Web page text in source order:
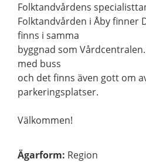
Folktandvårdens
Folktandvården i Åby finner
finns i samma
byggnad som
med buss
och det finns även gott om
parkeringsplatser.
Välkommen!
Ägarform: Region